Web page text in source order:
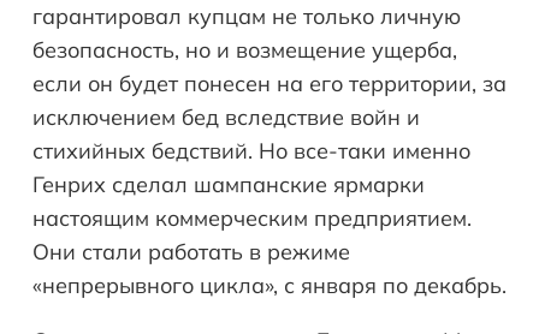
гарантировал купцам не только личную
безопасность, но и возмещение ущерба,
если он будет понесен на его территории, за
исключением бед вследствие войн и
стихийных бедствий. Но все-таки именно
Генрих сделал шампанские ярмарки
настоящим коммерческим предприятием.
Они стали работать в режиме
«непрерывного цикла», с января по декабрь.